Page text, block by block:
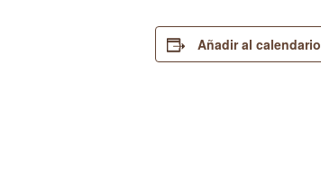
Añadir al calendario